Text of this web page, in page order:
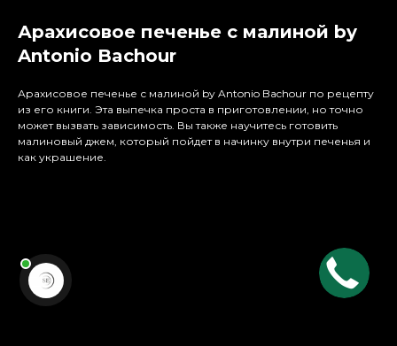
Арахисовое печенье с малиной by
Antonio Bachour
Арахисовое печенье с малиной by Antonio Bachour по рецепту
из его книги. Эта выпечка проста в приготовлении, но точно
может вызвать зависимость. Вы также научитесь готовить
малиновый джем, который пойдет в начинку внутри печенья и
как украшение.